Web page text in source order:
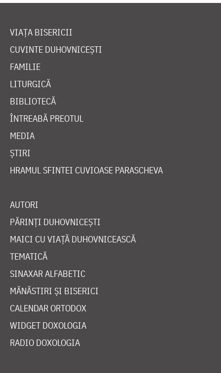
VIAȚA BISERICII
CUVINTE DUHOVNICEȘTI
FAMILIE
LITURGICĂ
BIBLIOTECĂ
ÎNTREABĂ PREOTUL
MEDIA
ȘTIRI
HRAMUL SFINTEI CUVIOASE PARASCHEVA
AUTORI
PĂRINȚI DUHOVNICEȘTI
MAICI CU VIAȚĂ DUHOVNICEASCĂ
TEMATICĂ
SINAXAR ALFABETIC
MĂNĂSTIRI ȘI BISERICI
CALENDAR ORTODOX
WIDGET DOXOLOGIA
RADIO DOXOLOGIA